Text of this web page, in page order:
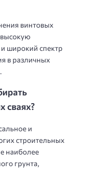
винтовых
высокую
широкий спектр
в различных
сваях?
и
строительных
наиболее
грунта,